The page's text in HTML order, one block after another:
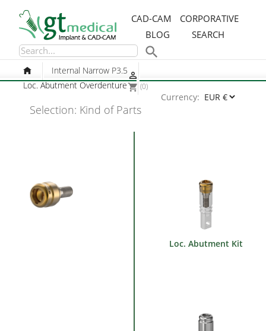
CAD-CAM
CORPORATIVE
BLOG
SEARCH
Currency:

shopping_cart (0)

Internal Narrow P3.5
Loc. Abutment Overdenture
Selection: Kind of Parts
Loc. Abutment Kit